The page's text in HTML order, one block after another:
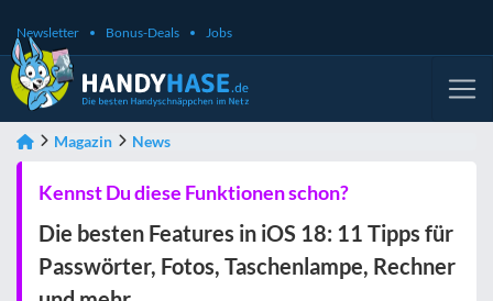
Newsletter Bonus-Deals Jobs
Magazin News
Kennst Du diese Funktionen schon?
Die besten Features in iOS 18: 11 Tipps für
Passwörter, Fotos, Taschenlampe, Rechner